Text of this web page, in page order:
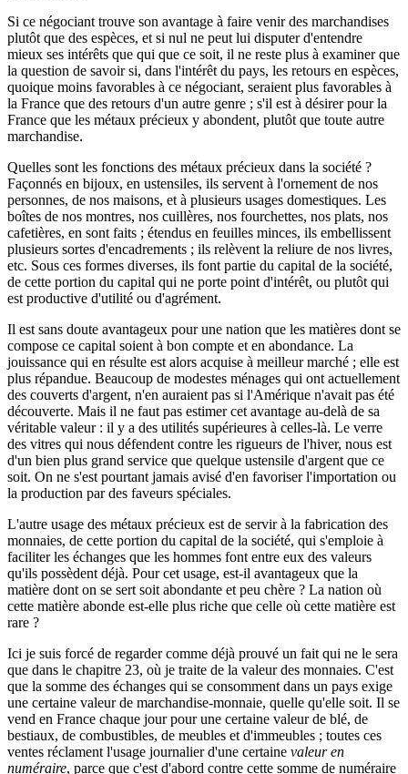
Si ce négociant trouve son avantage à faire venir des marchandises
plutôt que des espèces, et si nul ne peut lui disputer d'entendre
mieux ses intérêts que qui que ce soit, il ne reste plus à examiner que
la question de savoir si, dans l'intérêt du pays, les retours en espèces,
quoique moins favorables à ce négociant, seraient plus favorables à
la France que des retours d'un autre genre ; s'il est à désirer pour la
France que les métaux précieux y abondent, plutôt que toute autre
marchandise.
Quelles sont les fonctions des métaux précieux dans la société ?
Façonnés en bijoux, en ustensiles, ils servent à l'ornement de nos
personnes, de nos maisons, et à plusieurs usages domestiques. Les
boîtes de nos montres, nos cuillères, nos fourchettes, nos plats, nos
cafetières, en sont faits ; étendus en feuilles minces, ils embellissent
plusieurs sortes d'encadrements ; ils relèvent la reliure de nos livres,
etc. Sous ces formes diverses, ils font partie du capital de la société,
de cette portion du capital qui ne porte point d'intérêt, ou plutôt qui
est productive d'utilité ou d'agrément.
Il est sans doute avantageux pour une nation que les matières dont se
compose ce capital soient à bon compte et en abondance. La
jouissance qui en résulte est alors acquise à meilleur marché ; elle est
plus répandue. Beaucoup de modestes ménages qui ont actuellement
des couverts d'argent, n'en auraient pas si l'Amérique n'avait pas été
découverte. Mais il ne faut pas estimer cet avantage au-delà de sa
véritable valeur : il y a des utilités supérieures à celles-là. Le verre
des vitres qui nous défendent contre les rigueurs de l'hiver, nous est
d'un bien plus grand service que quelque ustensile d'argent que ce
soit. On ne s'est pourtant jamais avisé d'en favoriser l'importation ou
la production par des faveurs spéciales.
L'autre usage des métaux précieux est de servir à la fabrication des
monnaies, de cette portion du capital de la société, qui s'emploie à
faciliter les échanges que les hommes font entre eux des valeurs
qu'ils possèdent déjà. Pour cet usage, est-il avantageux que la
matière dont on se sert soit abondante et peu chère ? La nation où
cette matière abonde est-elle plus riche que celle où cette matière est
rare ?
Ici je suis forcé de regarder comme déjà prouvé un fait qui ne le sera
que dans le chapitre 23, où je traite de la valeur des monnaies. C'est
que la somme des échanges qui se consomment dans un pays exige
une certaine valeur de marchandise-monnaie, quelle qu'elle soit. Il se
vend en France chaque jour pour une certaine valeur de blé, de
bestiaux, de combustibles, de meubles et d'immeubles ; toutes ces
ventes réclament l'usage journalier d'une certaine valeur en
numéraire, parce que c'est d'abord contre cette somme de numéraire